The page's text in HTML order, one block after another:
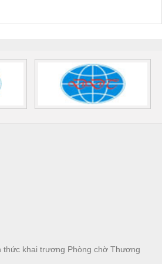
thức khai trương Phòng chờ Thương